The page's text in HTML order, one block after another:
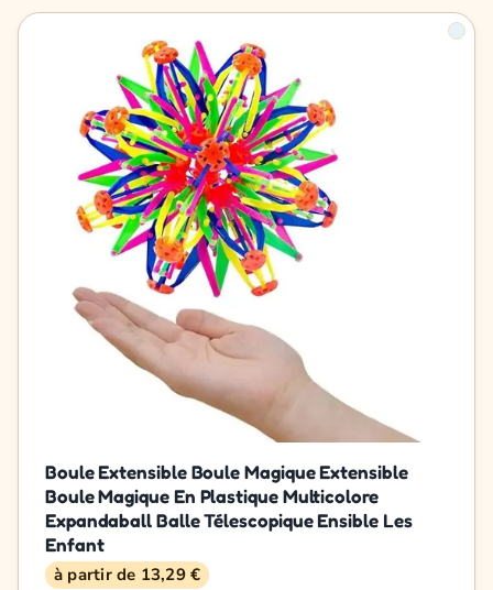
Boule Extensible Boule Magique Extensible
Boule Magique En Plastique Multicolore
Expandaball Balle Télescopique Ensible Les
Enfant
à partir de 13,29 €